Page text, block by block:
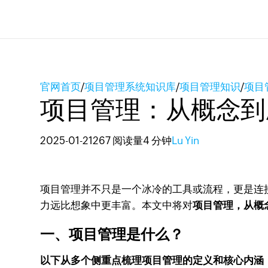
官网首页/项目管理系统知识库/项目管理知识/项目
项目管理：从概念
2025-01-21267 阅读量4 分钟 Lu Yin
项目管理并不只是一个冰冷的工具或流程，更是
力远比想象中更丰富。本文中将对项目管理，从概
一、项目管理是什么？
以下从多个侧重点梳理项目管理的定义和核心内涵